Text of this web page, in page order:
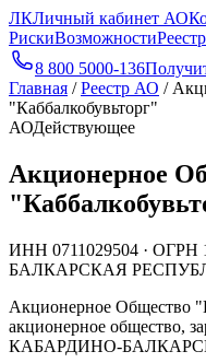
ЛКЛичный кабинет АО
РискиВозможности
8 800 5000-136
Главная /Реестр АО /
"Каббалкобувьторг"
АОДействующее
Акционерное
ИНН 0711029504 · ОГРН
БАЛКАРСКАЯ
Акционерное Общество
акционерное общество,
КАБАРДИНО-